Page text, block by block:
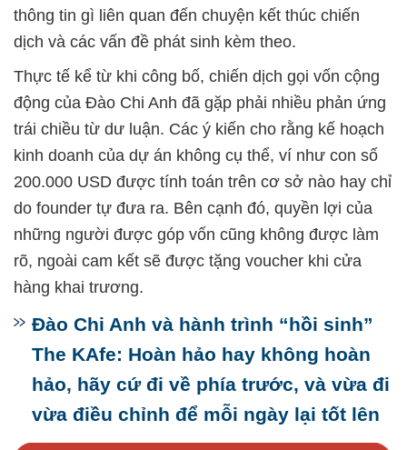
thông tin gì liên quan đến chuyện kết thúc chiến
dịch và các vấn đề phát sinh kèm theo.
Thực tế kể từ khi công bố, chiến dịch gọi vốn cộng
động của Đào Chi Anh đã gặp phải nhiều phản ứng
trái chiều từ dư luận. Các ý kiến cho rằng kế hoạch
kinh doanh của dự án không cụ thể, ví như con số
200.000 USD được tính toán trên cơ sở nào hay chỉ
do founder tự đưa ra. Bên cạnh đó, quyền lợi của
những người được góp vốn cũng không được làm
rõ, ngoài cam kết sẽ được tặng voucher khi cửa
hàng khai trương.
Đào Chi Anh và hành trình “hồi sinh”
The KAfe: Hoàn hảo hay không hoàn
hảo, hãy cứ đi về phía trước, và vừa đi
vừa điều chỉnh để mỗi ngày lại tốt lên